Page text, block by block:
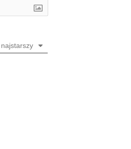
najstarszy